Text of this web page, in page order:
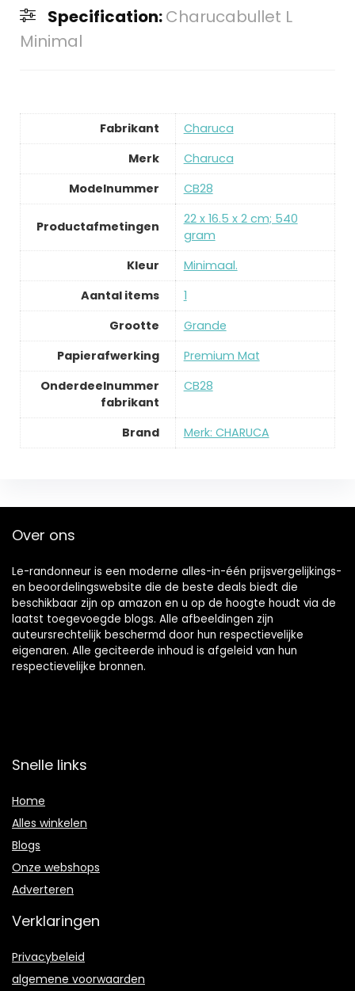
Specification:Charucabullet L
Minimal
Fabrikant
‎Charuca
Merk
‎Charuca
Modelnummer
‎CB28
Productafmetingen
‎22 x 16.5 x 2 cm; 540
gram
Kleur
‎Minimaal.
Aantal items
‎1
Grootte
‎Grande
Papierafwerking
‎Premium Mat
Onderdeelnummer
fabrikant
‎CB28
Brand Merk: CHARUCA
Over ons
Le-randonneur is een moderne alles-in-één prijsvergelijkings-
en beoordelingswebsite die de beste deals biedt die
beschikbaar zijn op amazon en u op de hoogte houdt via de
laatst toegevoegde blogs. Alle afbeeldingen zijn
auteursrechtelijk beschermd door hun respectievelijke
eigenaren. Alle geciteerde inhoud is afgeleid van hun
respectievelijke bronnen.
Snelle links
Home
Alles winkelen
Blogs
Onze webshops
Adverteren
Verklaringen
Privacybeleid
algemene voorwaarden